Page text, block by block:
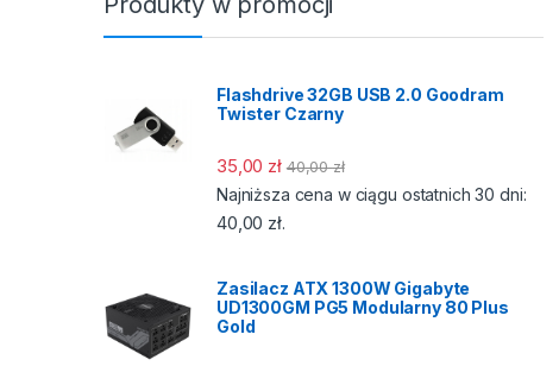
Flashdrive 32GB USB 2.0 Goodram
Twister Czarny
35,00 zł 40,00zł
Najniższa cena w ciągu ostatnich 30 dni:
40,00 zł.
Zasilacz ATX 1300W Gigabyte
UD1300GM PG5 Modularny 80 Plus
Gold